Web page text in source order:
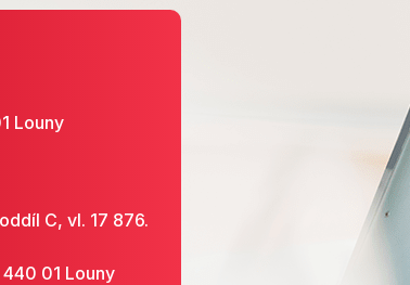
Louny
C, vl. 17 876.
01 Louny